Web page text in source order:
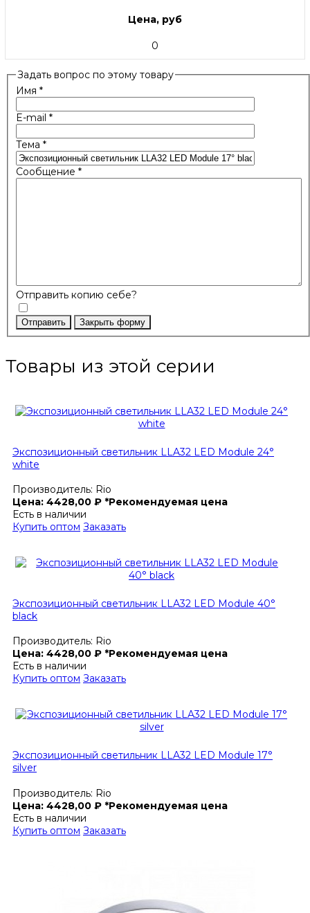
Цена, руб
0
Задать вопрос по этому товару
Имя *
E-mail *
Тема *
Сообщение *
Отправить копию себе?
Отправить Закрыть форму
Товары из этой серии
Экспозиционный светильник LLA32 LED Module 24°
white
Производитель: Rio
Цена: 4428,00 ₽ *Рекомендуемая цена
Есть в наличии
Купить оптом Заказать
Экспозиционный светильник LLA32 LED Module 40°
black
Производитель: Rio
Цена: 4428,00 ₽ *Рекомендуемая цена
Есть в наличии
Купить оптом Заказать
Экспозиционный светильник LLA32 LED Module 17°
silver
Производитель: Rio
Цена: 4428,00 ₽ *Рекомендуемая цена
Есть в наличии
Купить оптом Заказать